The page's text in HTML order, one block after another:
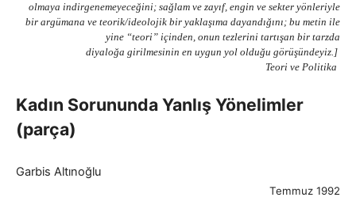
olmaya indirgenemeyeceğini; sağlam ve zayıf, engin ve sekter yönleriyle
bir argümana ve teorik/ideolojik bir yaklaşıma dayandığını; bu metin ile
yine “teori” içinden, onun tezlerini tartışan bir tarzda
diyaloğa girilmesinin en uygun yol olduğu görüşündeyiz.]
Teori ve Politika
Kadın Sorununda Yanlış Yönelimler
(parça)
Garbis Altınoğlu
Temmuz 1992